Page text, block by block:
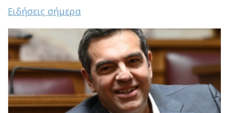
Ειδήσεις σήμερα